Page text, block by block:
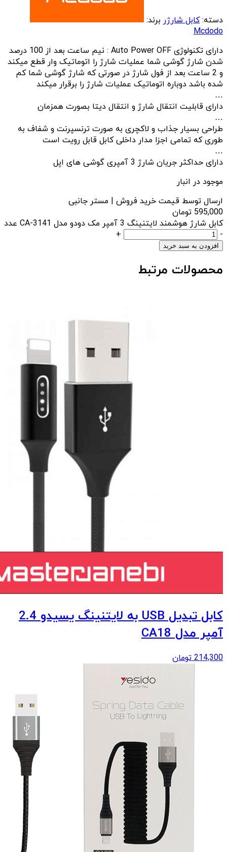
دسته:کابل شارژر برند:
Mcdodo
دارای تکنولوژی Auto Power OFF : نیم ساعت بعد از 100 درصد
شدن شارژ گوشی شما عملیات شارژ را اتوماتیک وار قطع میکند
و 2 ساعت بعد از فول شارژ در صورتی که شارژ گوشی شما کم
شده باشد دوباره اتوماتیک عملیات شارژ را برقرار میکند
…
دارای قابلیت انتقال شارژ و انتقال دیتا بصورت همزمان
…
طراحی بسیار جذاب و لاکچری به صورت ترنسپرنت و شفاف به
طوری که تمامی اجزا مدار داخلی کابل قابل رویت است
…
دارای حداکثر جریان شارژ 3 آمپری گوشی های اپل
موجود در انبار
ارسال توسط قیمت خرید فروش | مستر جانبی
595,000 تومان
کابل شارژ هوشمند لایتنینگ 3 آمپر مک دودو مدل CA-3141 عدد
-
+
افزودن به سبد خرید
محصولات مرتبط
کابل تبدیل USB به لایتنینگ یسیدو 2.4
آمپر مدل CA18
214,300 تومان